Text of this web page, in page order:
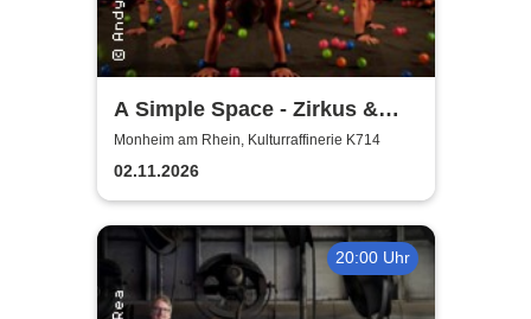
A Simple Space - Zirkus &
Körpertheater
Monheim am Rhein, Kulturraffinerie K714
02.11.2026
20:00 Uhr